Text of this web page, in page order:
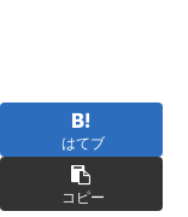
はてブ
コピー